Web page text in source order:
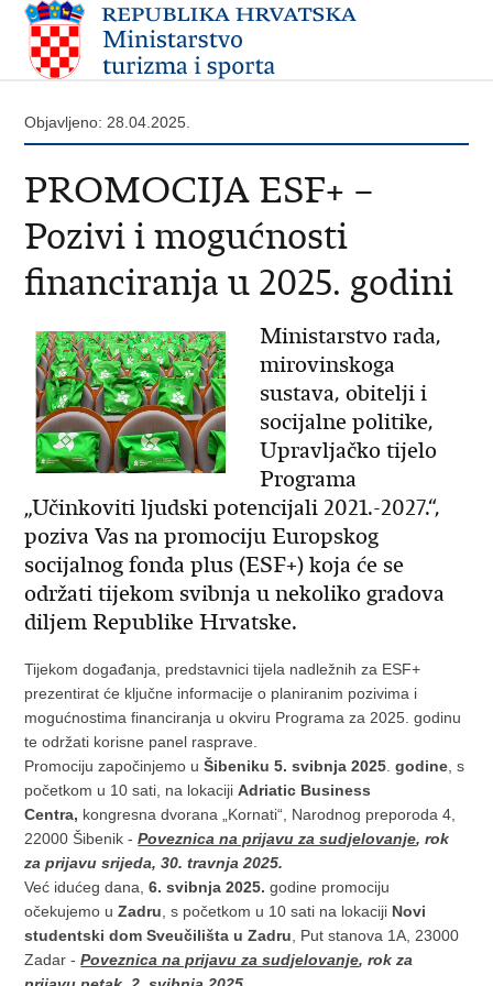
Objavljeno: 28.04.2025.
PROMOCIJA ESF+ –
Pozivi i mogućnosti
financiranja u 2025. godini
Ministarstvo rada,
mirovinskoga
sustava, obitelji i
socijalne politike,
Upravljačko tijelo
Programa
„Učinkoviti ljudski potencijali 2021.-2027.“,
poziva Vas na promociju Europskog
socijalnog fonda plus (ESF+) koja će se
održati tijekom svibnja u nekoliko gradova
diljem Republike Hrvatske.
Tijekom događanja, predstavnici tijela nadležnih za ESF+
prezentirat će ključne informacije o planiranim pozivima i
mogućnostima financiranja u okviru Programa za 2025. godinu
te održati korisne panel rasprave.
Promociju započinjemo uŠibeniku 5. svibnja 2025 godine , s
početkom u 10 sati, na lokacijiAdriatic Business
Centra, kongresna dvorana „Kornati“, Narodnog preporoda 4,
22000 Šibenik -Poveznica na prijavu za sudjelovanje,rok
za prijavu srijeda, 30. travnja 2025.
Već idućeg dana,6. svibnja 2025. godine promociju
očekujemo u Zadru , s početkom u 10 sati na lokaciji Novi
studentski dom Sveučilišta u Zadru , Put stanova 1A, 23000
Zadar -Poveznica na prijavu za sudjelovanje,rok za